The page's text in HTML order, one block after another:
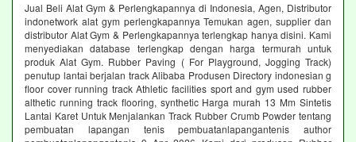
Jual Beli Alat Gym & Perlengkapannya di Indonesia, Agen, Distributor
indonetwork alat gym perlengkapannya Temukan agen, supplier dan
distributor Alat Gym & Perlengkapannya terlengkap hanya disini. Kami
menyediakan database terlengkap dengan harga termurah untuk
produk Alat Gym. Rubber Paving ( For Playground, Jogging Track)
penutup lantai berjalan track Alibaba Produsen Directory indonesian g
floor cover running track Athletic facilities sport and gym used rubber
althetic running track flooring, synthetic Harga murah 13 Mm Sintetis
Lantai Karet Untuk Menjalankan Track Rubber Crumb Powder tentang
pembuatan lapangan tenis pembuatanlapangantenis author